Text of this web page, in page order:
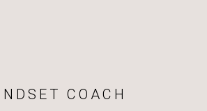
COACH